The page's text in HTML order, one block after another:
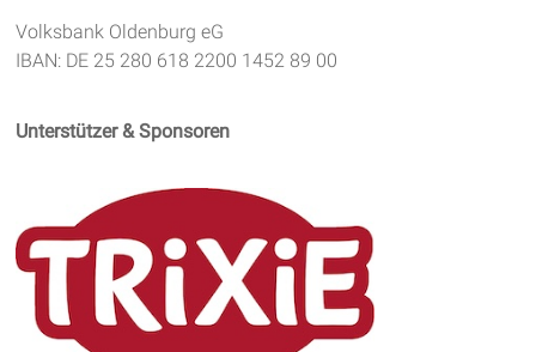
Volksbank Oldenburg eG
IBAN: DE 25 280 618 2200 1452 89 00
Unterstützer & Sponsoren